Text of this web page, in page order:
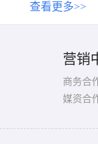
查看更多>>
营销
商务合
媒资合